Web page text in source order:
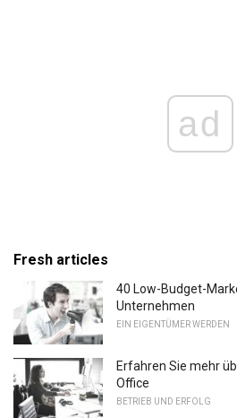
ad
Fresh articles
40 Low-Budget-
Unternehmen
EIN EIGENTÜMER WERDEN
Erfahren Sie mehr
Office
BETRIEB UND ERFOLG